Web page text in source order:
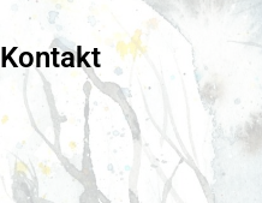
Kontakt